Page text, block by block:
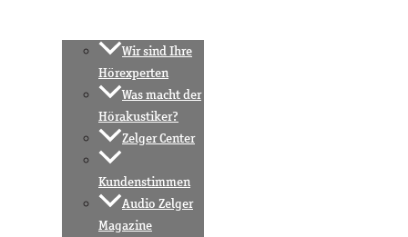
Wir sind Ihre
Hörexperten
Was macht der
Hörakustiker?
Zelger Center
Kundenstimmen
Audio Zelger
Magazine